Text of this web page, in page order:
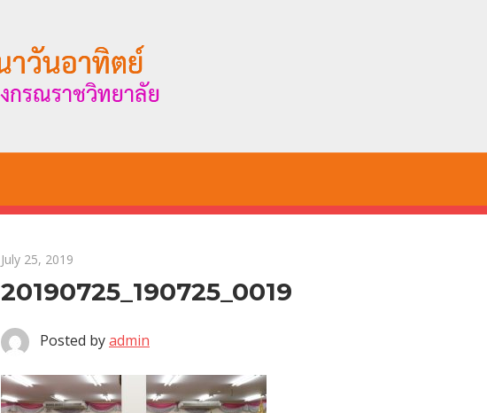
July 25, 2019
20190725_190725_0019
Posted byadmin